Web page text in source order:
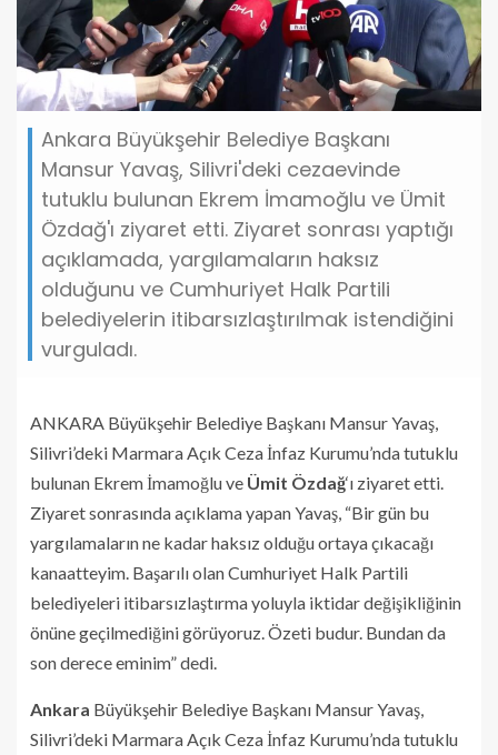
Ankara Büyükşehir Belediye Başkanı
Mansur Yavaş, Silivri'deki cezaevinde
tutuklu bulunan Ekrem İmamoğlu ve Ümit
Özdağ'ı ziyaret etti. Ziyaret sonrası yaptığı
açıklamada, yargılamaların haksız
olduğunu ve Cumhuriyet Halk Partili
belediyelerin itibarsızlaştırılmak istendiğini
vurguladı.
ANKARA Büyükşehir Belediye Başkanı Mansur Yavaş,
Silivri’deki Marmara Açık Ceza İnfaz Kurumu’nda tutuklu
bulunan Ekrem İmamoğlu ve Ümit Özdağ‘ı ziyaret etti.
Ziyaret sonrasında açıklama yapan Yavaş, “Bir gün bu
yargılamaların ne kadar haksız olduğu ortaya çıkacağı
kanaatteyim. Başarılı olan Cumhuriyet Halk Partili
belediyeleri itibarsızlaştırma yoluyla iktidar değişikliğinin
önüne geçilmediğini görüyoruz. Özeti budur. Bundan da
son derece eminim” dedi.
Ankara Büyükşehir Belediye Başkanı Mansur Yavaş,
Silivri’deki Marmara Açık Ceza İnfaz Kurumu’nda tutuklu